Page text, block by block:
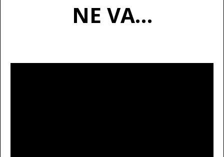
NE VA…